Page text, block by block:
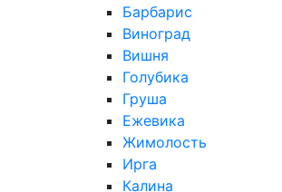
Барбарис
Виноград
Вишня
Голубика
Груша
Ежевика
Жимолость
Ирга
Калина